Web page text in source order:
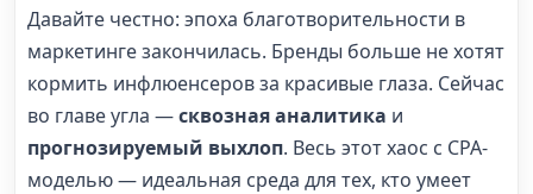
Давайте честно: эпоха благотворительности в
маркетинге закончилась. Бренды больше не хотят
кормить инфлюенсеров за красивые глаза. Сейчас
во главе угла —сквозная аналитика и
прогнозируемый выхлоп. Весь этот хаос с CPA-
моделью — идеальная среда для тех, кто умеет